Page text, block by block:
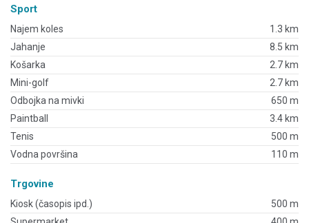
Sport
Najem koles
1.3 km
Jahanje
8.5 km
Košarka
2.7 km
Mini-golf
2.7 km
Odbojka na mivki
650 m
Paintball
3.4 km
Tenis
500 m
Vodna površina
110 m
Trgovine
Kiosk (časopis ipd.)
500 m